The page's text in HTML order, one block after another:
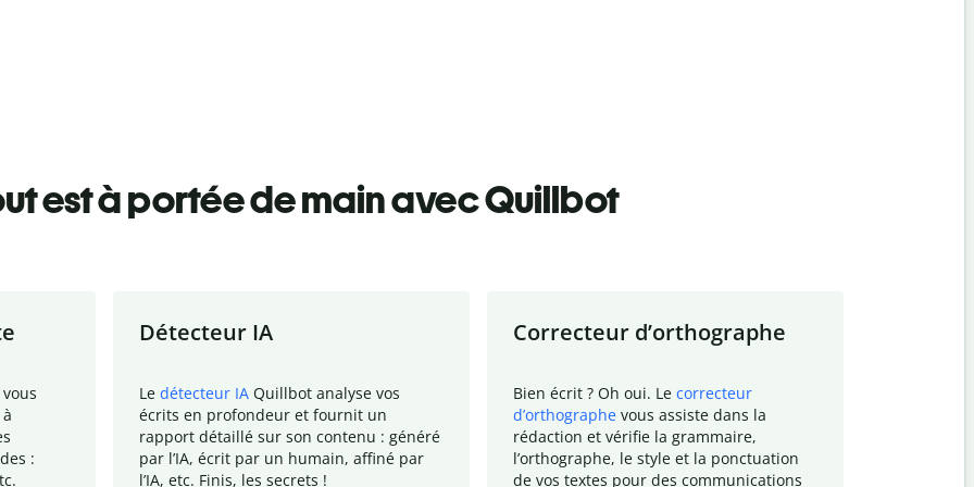
est à portée de main avec Quillbot
:
Détecteur IA
Le détecteur IA Quillbot analyse vos
écrits en profondeur et fournit un
rapport détaillé sur son contenu : généré
par l’IA, écrit par un humain, affiné par
l’IA, etc. Finis, les secrets !
Correcteur d’orthographe
Bien écrit ? Oh oui. Le correcteur
d’orthographe vous assiste dans la
rédaction et vérifie la grammaire,
l’orthographe, le style et la ponctuation
de vos textes pour des communications